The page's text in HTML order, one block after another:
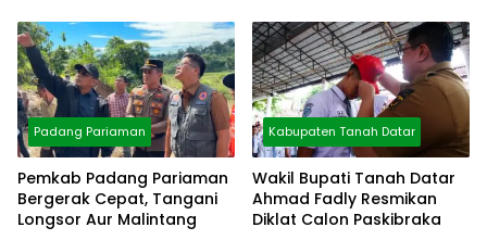
Padang Pariaman
Pemkab Padang Pariaman
Bergerak Cepat, Tangani
Longsor Aur Malintang
Kabupaten Tanah Datar
Wakil Bupati Tanah Datar
Ahmad Fadly Resmikan
Diklat Calon Paskibraka